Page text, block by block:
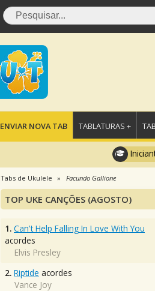
ENVIAR NOVA TAB TABLATURAS +
Tabs de Ukulele Facundo Gallione
TOP UKE CANÇÕES (AGOSTO)
1. Can't Help Falling In Love With You
acordes
Elvis Presley
2. Riptide acordes
Vance Joy